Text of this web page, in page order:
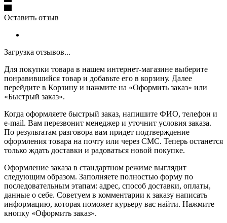
Оставить отзыв
Загрузка отзывов...
Для покупки товара в нашем интернет-магазине выберите
понравившийся товар и добавьте его в корзину. Далее
перейдите в Корзину и нажмите на «Оформить заказ» или
«Быстрый заказ».
Когда оформляете быстрый заказ, напишите ФИО, телефон и
e-mail. Вам перезвонит менеджер и уточнит условия заказа.
По результатам разговора вам придет подтверждение
оформления товара на почту или через СМС. Теперь останется
только ждать доставки и радоваться новой покупке.
Оформление заказа в стандартном режиме выглядит
следующим образом. Заполняете полностью форму по
последовательным этапам: адрес, способ доставки, оплаты,
данные о себе. Советуем в комментарии к заказу написать
информацию, которая поможет курьеру вас найти. Нажмите
кнопку «Оформить заказ».